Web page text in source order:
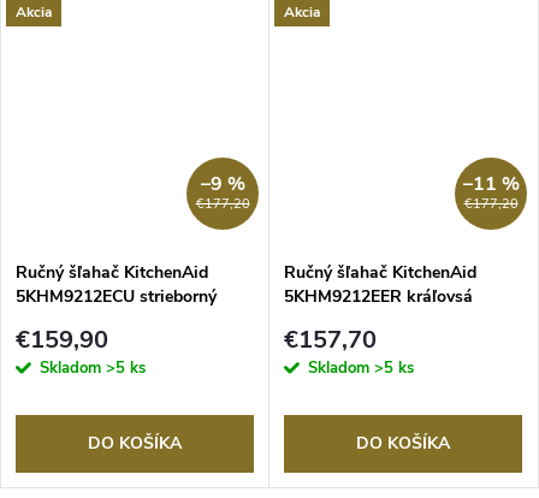
Akcia
€177,20
–9 %
Ručný šľahač KitchenAid
5KHM9212ECU strieborný
€159,90
Skladom >5 ks
DO KOŠÍKA
Akcia
€177,20
–11 %
Ručný šľahač KitchenAid
5KHM9212EER kráľovsá
€157,70
Skladom >5 ks
DO KOŠÍKA